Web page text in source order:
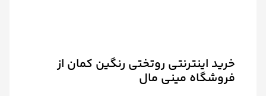
خرید اینترنتی روتختی رنگین کمان از
فروشگاه مینی مال